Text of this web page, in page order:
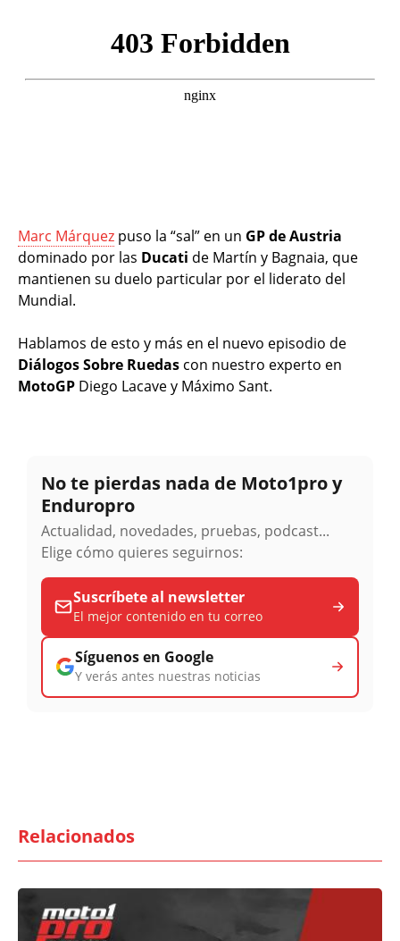
Marc Márquez puso la “sal” en un GP de Austria
dominado por las Ducati de Martín y Bagnaia, que
mantienen su duelo particular por el liderato del
Mundial.
Hablamos de esto y más en el nuevo episodio de
Diálogos Sobre Ruedas con nuestro experto en
MotoGP Diego Lacave y Máximo Sant.
No te pierdas nada de Moto1pro y
Enduropro
Actualidad, novedades, pruebas, podcast...
Elige cómo quieres seguirnos:
Suscríbete al newsletter
El mejor contenido en tu correo
Síguenos en Google
Y verás antes nuestras noticias
Relacionados